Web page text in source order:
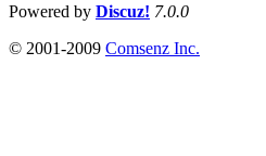
Powered by Discuz! 7.0.0
© 2001-2009 Comsenz Inc.